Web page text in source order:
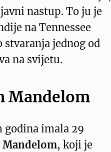
nastup. To ju je
na Tennessee
jednog od
na svijetu.
Mandelom
imala 29
, koji je